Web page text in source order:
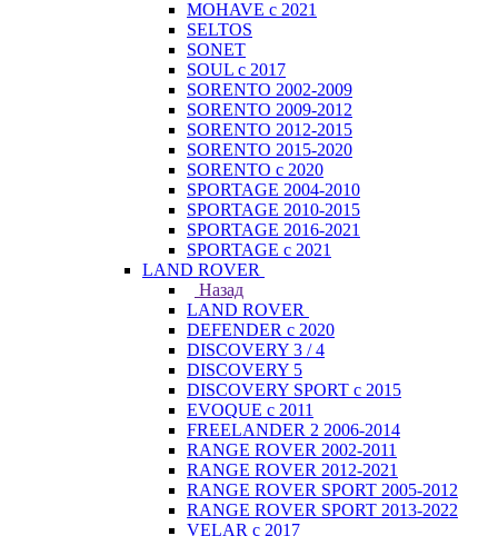
MOHAVE с 2021
SELTOS
SONET
SOUL с 2017
SORENTO 2002-2009
SORENTO 2009-2012
SORENTO 2012-2015
SORENTO 2015-2020
SORENTO с 2020
SPORTAGE 2004-2010
SPORTAGE 2010-2015
SPORTAGE 2016-2021
SPORTAGE с 2021
LAND ROVER
Назад
LAND ROVER
DEFENDER с 2020
DISCOVERY 3 / 4
DISCOVERY 5
DISCOVERY SPORT с 2015
EVOQUE с 2011
FREELANDER 2 2006-2014
RANGE ROVER 2002-2011
RANGE ROVER 2012-2021
RANGE ROVER SPORT 2005-2012
RANGE ROVER SPORT 2013-2022
VELAR с 2017